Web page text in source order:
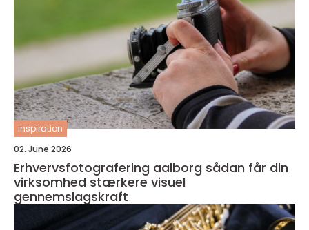
inspiration
02. June 2026
Erhvervsfotografering aalborg sådan får din
virksomhed stærkere visuel
gennemslagskraft